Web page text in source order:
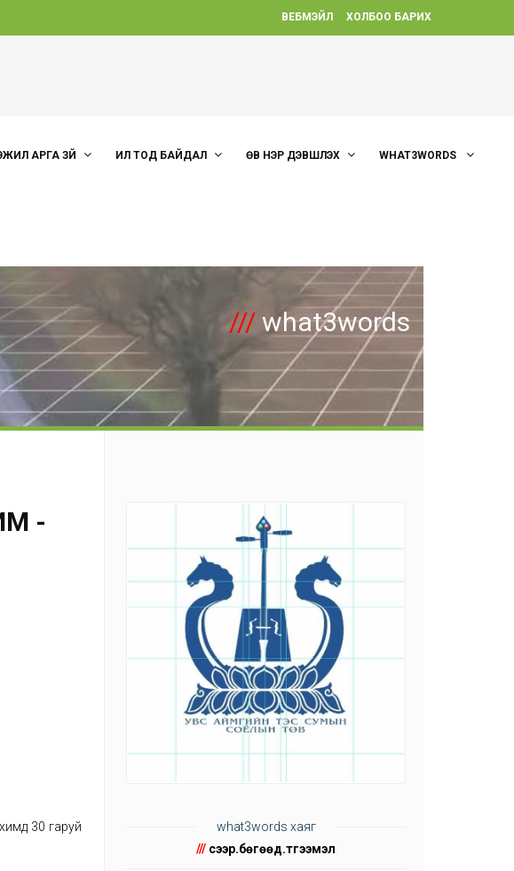
ВЕБМЭЙЛ ХОЛБОО БАРИХ
АРГА ЗҮЙ ИЛ ТОД БАЙДАЛ ӨВ НЭР ДЭВШҮҮЛЭХ WHAT3WORDS
/// what3words
-
30 гаруй
what3words хаяг
/// үсээр.бөгөөд.түгээмэл